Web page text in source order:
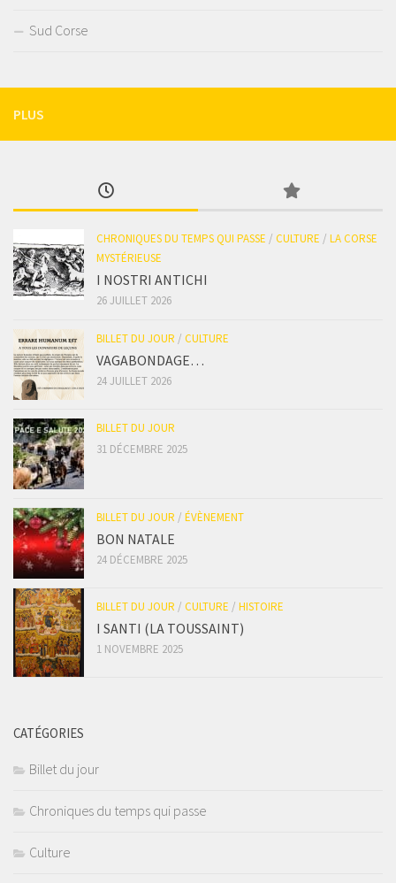
Sud Corse
PLUS
CHRONIQUES DU TEMPS QUI PASSE / CULTURE / LA CORSE
MYSTÉRIEUSE
I NOSTRI ANTICHI
26 JUILLET 2026
BILLET DU JOUR / CULTURE
VAGABONDAGE…
24 JUILLET 2026
BILLET DU JOUR
31 DÉCEMBRE 2025
BILLET DU JOUR / ÉVÈNEMENT
BON NATALE
24 DÉCEMBRE 2025
BILLET DU JOUR / CULTURE / HISTOIRE
I SANTI (LA TOUSSAINT)
1 NOVEMBRE 2025
CATÉGORIES
Billet du jour
Chroniques du temps qui passe
Culture